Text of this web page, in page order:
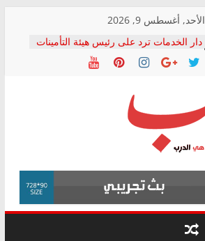
الأحد, أغسطس 9, 2026
دار الخدمات ترد على رئيس هيئة التأمينات
بعد مؤتمره الصحفي: إنكار الأزمة لا ينهي
معاناة أصحاب المعاشات.. ونطالب بكشف
فرحات سليمان يكتب: القطاع الصحي إلى
أين؟
حزب التحالف الشعبي يطلق لجنة “الحق
في الصحة” بالإسكندرية لرصد الانتهاكات
ودعم المرضى
الوزاري لمدينة الصحفيين.. وانتهاء أعمال
إنشاء المبنى الإداري
المجلس القومي لحقوق الإنسان يعلن
متابعة قضية الدكتور محمد زهران.. ويؤكد:
قرينة البراءة وضمانات المحاكمة العادلة